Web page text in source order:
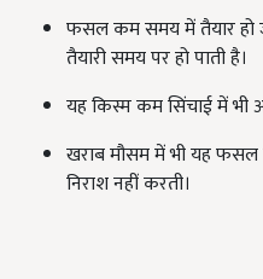
फसल कम समय में तैयार हो
तैयारी समय पर हो पाती है।
यह किस्म कम सिंचाई में भी
खराब मौसम में भी यह फसल
निराश नहीं करती।